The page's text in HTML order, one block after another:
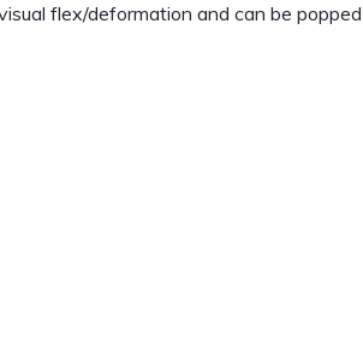
flex/deformation and can be popped